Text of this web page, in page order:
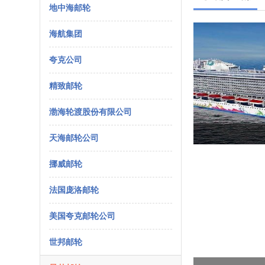
地中海邮轮
海航集团
夸克公司
精致邮轮
渤海轮渡股份有限公司
天海邮轮公司
挪威邮轮
法国庞洛邮轮
美国夸克邮轮公司
世邦邮轮